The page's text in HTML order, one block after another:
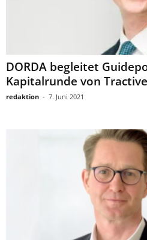
DORDA begleitet
Kapitalrunde von Tractive
redaktion - 7. Juni 2021